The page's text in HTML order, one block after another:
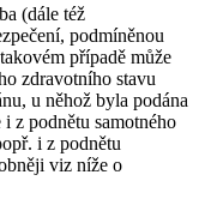
(dále též
podmíněnou
případě může
zdravotního stavu
u něhož byla podána
z podnětu samotného
i z podnětu
viz níže o